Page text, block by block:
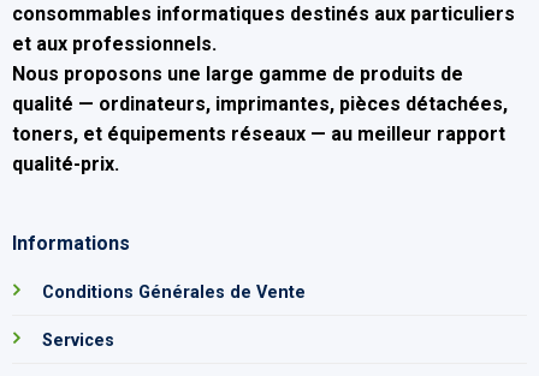
consommables informatiques destinés aux particuliers
et aux professionnels.
Nous proposons une large gamme de produits de
qualité — ordinateurs, imprimantes, pièces détachées,
toners, et équipements réseaux — au meilleur rapport
qualité-prix.
Informations
Conditions Générales de Vente
Services